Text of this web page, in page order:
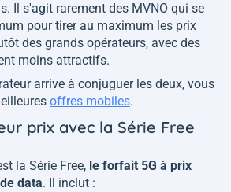
Il s'agit rarement des MVNO qui se
pour tirer au maximum les prix
des grands opérateurs, avec des
moins attractifs.
arrive à conjuguer les deux, vous
offres mobiles.
prix avec la Série Free
la Série Free, le forfait 5G à prix
data. Il inclut :